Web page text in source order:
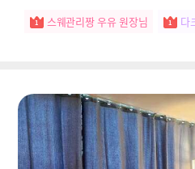
스웨관리짱 우유 원장님 다